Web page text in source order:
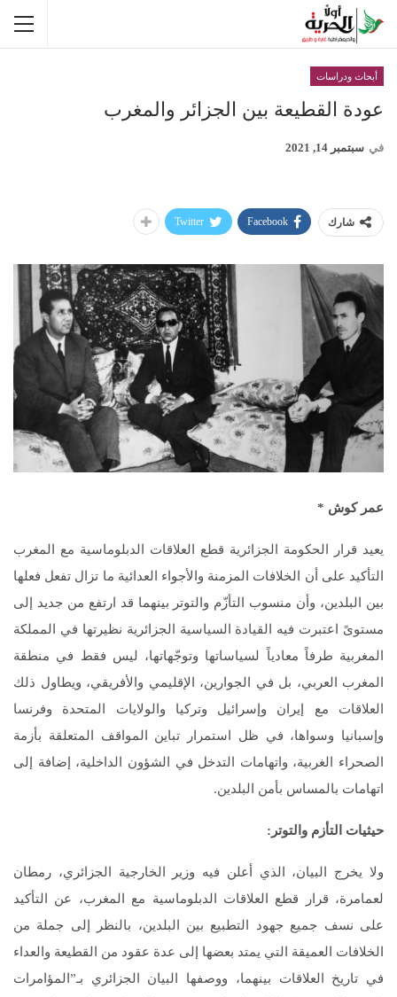
أبحاث ودراسات
عودة القطيعة بين الجزائر والمغرب
في سبتمبر 14, 2021
شارك Facebook
Twitter
عمر كوش *
يعيد قرار الحكومة الجزائرية قطع العلاقات الدبلوماسية مع المغرب
التأكيد على أن الخلافات المزمنة والأجواء العدائية ما تزال تفعل فعلها
بين البلدين، وأن منسوب التأزّم والتوتر بينهما قد ارتفع من جديد إلى
مستوىً اعتبرت فيه القيادة السياسية الجزائرية نظيرتها في المملكة
المغربية طرفاً معادياً لسياساتها وتوجّهاتها، ليس فقط في منطقة
المغرب العربي، بل في الجوارين، الإقليمي والأفريقي، ويطاول ذلك
العلاقات مع إيران وإسرائيل وتركيا والولايات المتحدة وفرنسا
وإسبانيا وسواها، في ظل استمرار تباين المواقف المتعلقة بأزمة
الصحراء الغربية، واتهامات التدخل في الشؤون الداخلية، إضافة إلى
اتهامات بالمساس بأمن البلدين.
حيثيات التأزم والتوتر :
ولا يخرج البيان، الذي أعلن فيه وزير الخارجية الجزائري، رمطان
لعمامرة، قرار قطع العلاقات الدبلوماسية مع المغرب، عن التأكيد
على نسف جميع جهود التطبيع بين البلدين، بالنظر إلى جملة من
الخلافات العميقة التي يمتد بعضها إلى عدة عقود من القطيعة والعداء
في تاريخ العلاقات بينهما، ووصفها البيان الجزائري بـ”المؤامرات